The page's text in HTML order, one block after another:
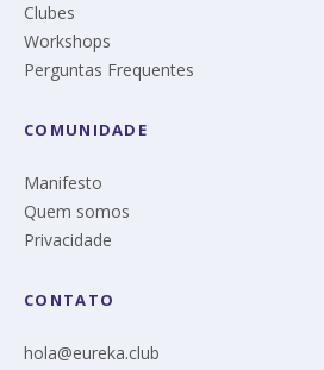
Clubes
Workshops
Perguntas Frequentes
COMUNIDADE
Manifesto
Quem somos
Privacidade
CONTATO
hola@eureka.club